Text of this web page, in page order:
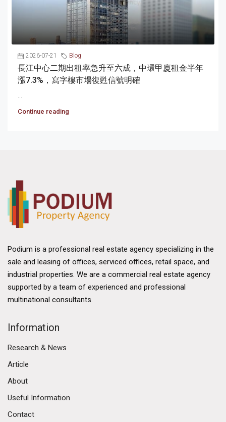
2026-07-21 Blog
長江中心二期出租率急升至六成，中環甲廈租金半年
漲7.3%，寫字樓市場復甦信號明確
...
Continue reading
Podium is a professional real estate agency specializing in the
sale and leasing of offices, serviced offices, retail space, and
industrial properties. We are a commercial real estate agency
supported by a team of experienced and professional
multinational consultants.
Information
Research & News
Article
About
Useful Information
Contact